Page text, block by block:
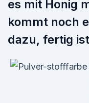
es mit Honig
kommt noch
dazu, fertig ist